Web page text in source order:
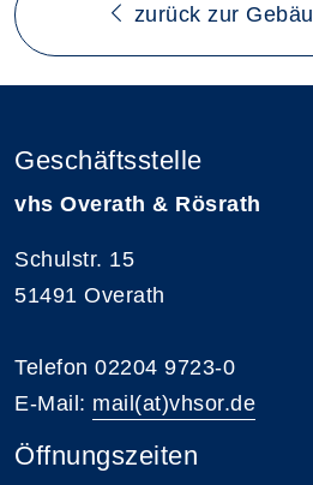
zurück zur
Geschäftsstelle
vhs Overath & Rösrath
Schulstr. 15
51491 Overath
Telefon 02204 9723-0
E-Mail: mail(at)vhsor.de
Öffnungszeiten